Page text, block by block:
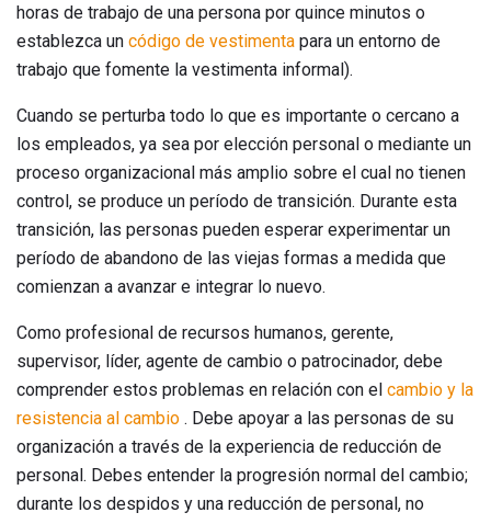
horas de trabajo de una persona por quince minutos o
establezca un código de vestimenta para un entorno de
trabajo que fomente la vestimenta informal).
Cuando se perturba todo lo que es importante o cercano a
los empleados, ya sea por elección personal o mediante un
proceso organizacional más amplio sobre el cual no tienen
control, se produce un período de transición. Durante esta
transición, las personas pueden esperar experimentar un
período de abandono de las viejas formas a medida que
comienzan a avanzar e integrar lo nuevo.
Como profesional de recursos humanos, gerente,
supervisor, líder, agente de cambio o patrocinador, debe
comprender estos problemas en relación con el cambio y la
resistencia al cambio . Debe apoyar a las personas de su
organización a través de la experiencia de reducción de
personal. Debes entender la progresión normal del cambio;
durante los despidos y una reducción de personal, no